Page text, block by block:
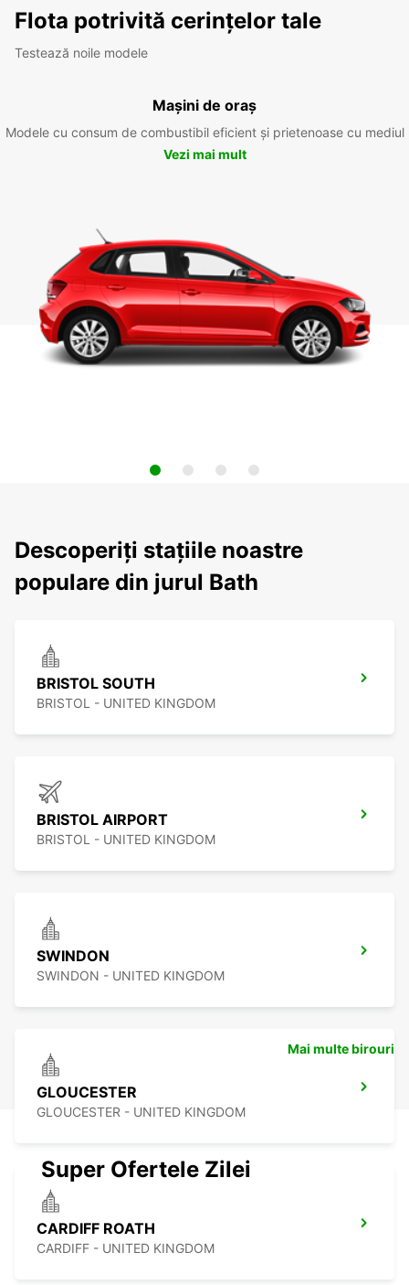
Flota potrivită cerințelor tale
Testează noile modele
Mașini de oraș
Modele cu consum de combustibil eficient și prietenoase cu mediul
Vezi mai mult
Descoperiți stațiile noastre
populare din jurul Bath
BRISTOL SOUTH
BRISTOL - UNITED KINGDOM
BRISTOL AIRPORT
BRISTOL - UNITED KINGDOM
SWINDON
SWINDON - UNITED KINGDOM
GLOUCESTER
GLOUCESTER - UNITED KINGDOM
CARDIFF ROATH
CARDIFF - UNITED KINGDOM
Mai multe birouri
Super Ofertele Zilei